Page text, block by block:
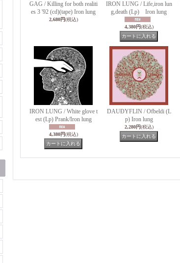
GAG / Killing for both realiti
es 3 '92 (cd)(tape) Iron lung
2,680円(税込)
IRON LUNG / Life,iron lun
g,death (Lp) Iron lung
4,380円(税込)
IRON LUNG / White glove t
est (Lp) Prank/Iron lung
4,380円(税込)
DAUÐYFLIN / Ofbeldi (L
p) Iron lung
2,280円(税込)